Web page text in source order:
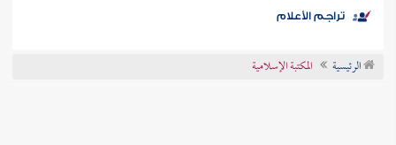
موضوعي
تراجم الأعلام
الرئيسية المكتبة الإسلامية